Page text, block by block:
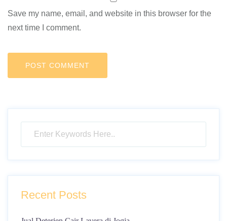
Save my name, email, and website in this browser for the
next time I comment.
Recent Posts